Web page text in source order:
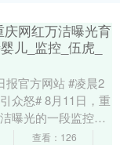
网红万洁曝光育
儿_监控_伍虎_
报官方网站 #凌晨2
众怒# 8月11日，重
曝光的一段监控视
#万洁斥育儿嫂赌
查看：126